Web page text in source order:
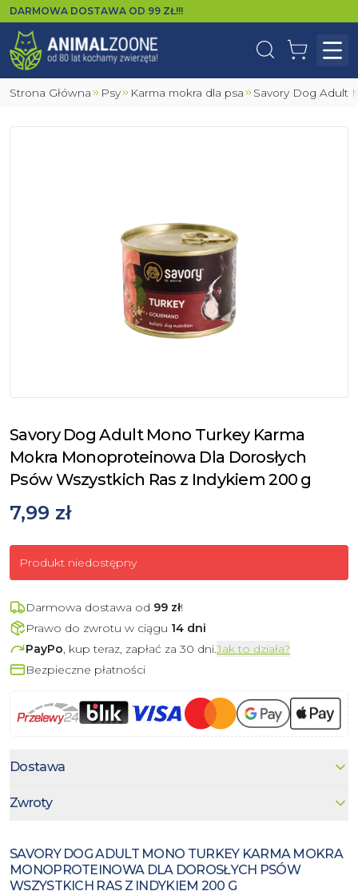
DARMOWA DOSTAWA OD 99 ZŁ!!!
WyszukajKoszyk
Strona Główna Psy Karma mokra dla psa Savory Dog
Savory Dog Adult Mono Turkey Karma
Mokra Monoproteinowa Dla Dorosłych
Psów Wszystkich Ras z Indykiem 200 g
7,99 zł
Produkt niedostępny
Darmowa dostawa od 99 zł!
Prawo do zwrotu w ciągu 14 dni
PayPo , kup teraz, zapłać za 30 dni.Jak to działa?
Bezpieczne płatności
Dostawa
Zwroty
SAVORY DOG ADULT MONO TURKEY KARMA MOKRA
MONOPROTEINOWA DLA DOROSŁYCH PSÓW
WSZYSTKICH RAS Z INDYKIEM 200 G